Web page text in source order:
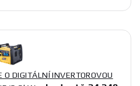
DIGITÁLNÍ INVERTOROVOU